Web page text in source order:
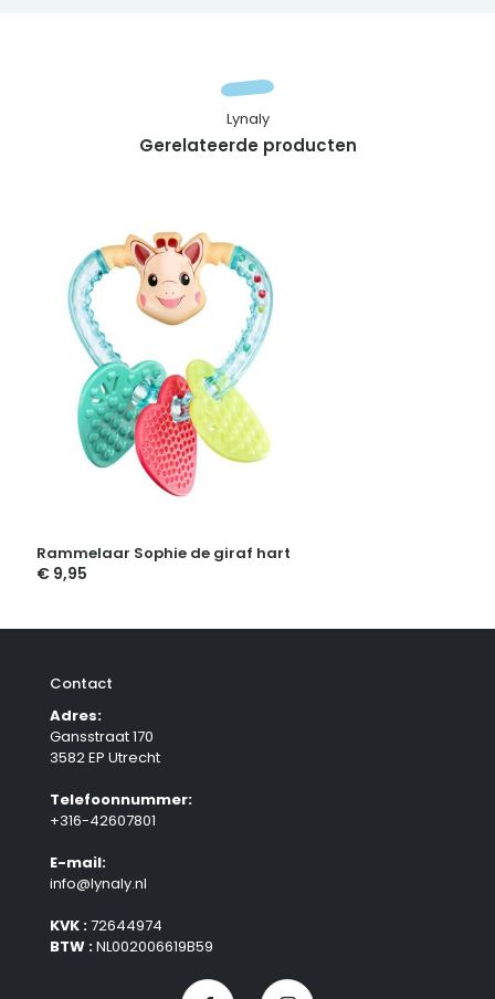
Gerelateerde producten
Lynaly
Rammelaar Sophie de giraf hart
€ 9,95
Contact
Adres:
Gansstraat 170
3582 EP Utrecht
Telefoonnummer:
+316-42607801
E-mail:
info@lynaly.nl
KVK :72644974
BTW :NL002006619B59